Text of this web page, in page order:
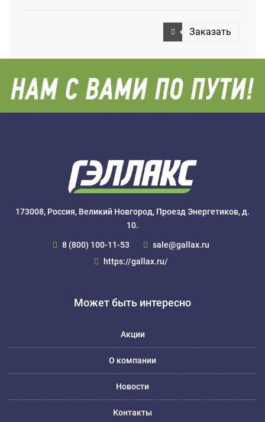
Заказать
173008, Россия, Великий Новгород, Проезд Энергетиков, д.
10.
8 (800) 100-11-53
sale@gallax.ru
https://gallax.ru/
Может быть интересно
Акции
О компании
Новости
Контакты